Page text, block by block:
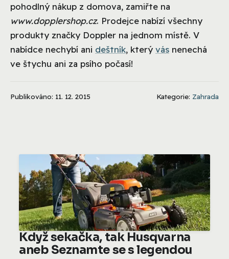
pohodlný nákup z domova, zamiřte na
www.dopplershop.cz. Prodejce nabízí všechny
produkty značky Doppler na jednom místě. V
nabídce nechybí ani deštník, který vás nenechá
ve štychu ani za psího počasí!
Publikováno: 11. 12. 2015 Kategorie: Zahrada
Když sekačka, tak Husqvarna
aneb Seznamte se s legendou